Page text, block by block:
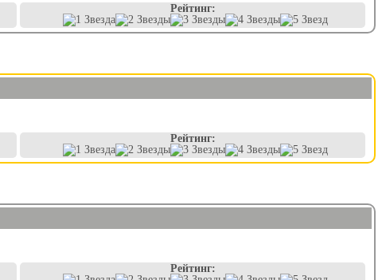
Рейтинг:
Рейтинг:
Рейтинг: